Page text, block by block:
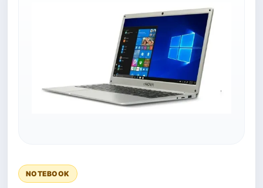
NOTEBOOK